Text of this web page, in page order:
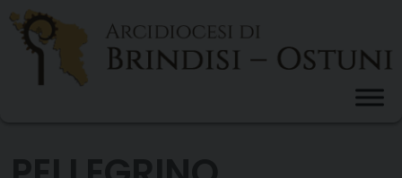
Skip
content